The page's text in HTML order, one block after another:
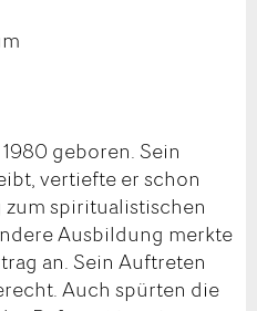
geboren. Sein
vertiefte er schon
spiritualistischen
Ausbildung merkte
an. Sein Auftreten
Auch spürten die